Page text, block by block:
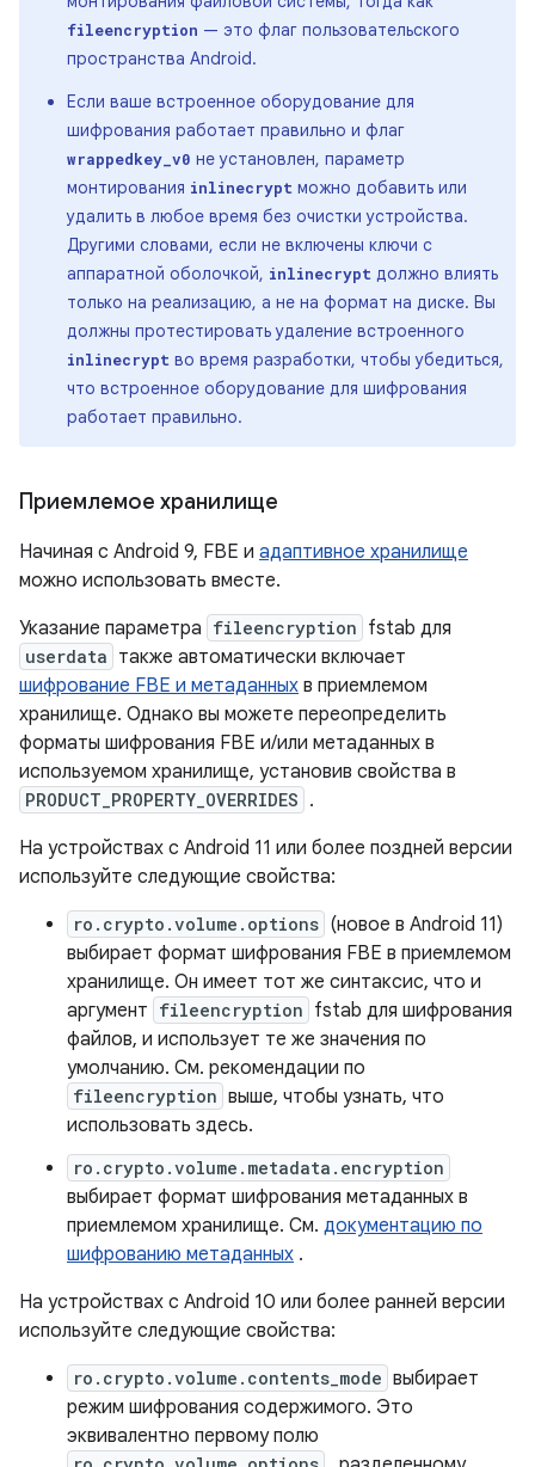
fileencryption — это флаг пользовательского
пространства Android.
Если ваше встроенное оборудование для
шифрования работает правильно и флаг
wrappedkey_v0 не установлен, параметр
монтирования inlinecrypt можно добавить или
удалить в любое время без очистки устройства.
Другими словами, если не включены ключи с
аппаратной оболочкой, inlinecrypt должно влиять
только на реализацию, а не на формат на диске. Вы
должны протестировать удаление встроенного
inlinecrypt во время разработки, чтобы убедиться,
что встроенное оборудование для шифрования
работает правильно.
Приемлемое хранилище
Начиная с Android 9, FBE и адаптивное хранилище
можно использовать вместе.
Указание параметра fileencryption fstab для
userdata также автоматически включает
шифрование FBE и метаданных в приемлемом
хранилище. Однако вы можете переопределить
форматы шифрования FBE и/или метаданных в
используемом хранилище, установив свойства в
PRODUCT_PROPERTY_OVERRIDES .
На устройствах с Android 11 или более поздней версии
используйте следующие свойства:
ro.crypto.volume.options (новое в Android 11)
выбирает формат шифрования FBE в приемлемом
хранилище. Он имеет тот же синтаксис, что и
аргумент fileencryption fstab для шифрования
файлов, и использует те же значения по
умолчанию. См. рекомендации по
fileencryption выше, чтобы узнать, что
использовать здесь.
ro.crypto.volume.metadata.encryption
выбирает формат шифрования метаданных в
приемлемом хранилище. См. документацию по
шифрованию метаданных .
На устройствах с Android 10 или более ранней версии
используйте следующие свойства:
ro.crypto.volume.contents_mode выбирает
режим шифрования содержимого. Это
эквивалентно первому полю